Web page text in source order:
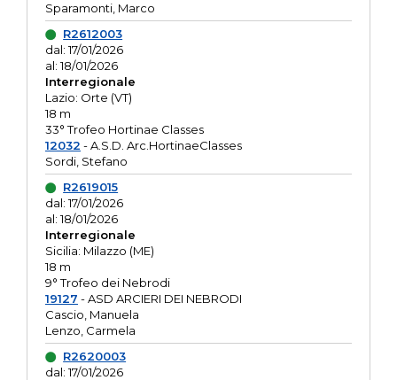
Sparamonti, Marco
R2612003
dal: 17/01/2026
al: 18/01/2026
Interregionale
Lazio: Orte (VT)
18 m
33° Trofeo Hortinae Classes
12032 - A.S.D. Arc.HortinaeClasses
Sordi, Stefano
R2619015
dal: 17/01/2026
al: 18/01/2026
Interregionale
Sicilia: Milazzo (ME)
18 m
9° Trofeo dei Nebrodi
19127 - ASD ARCIERI DEI NEBRODI
Cascio, Manuela
Lenzo, Carmela
R2620003
dal: 17/01/2026